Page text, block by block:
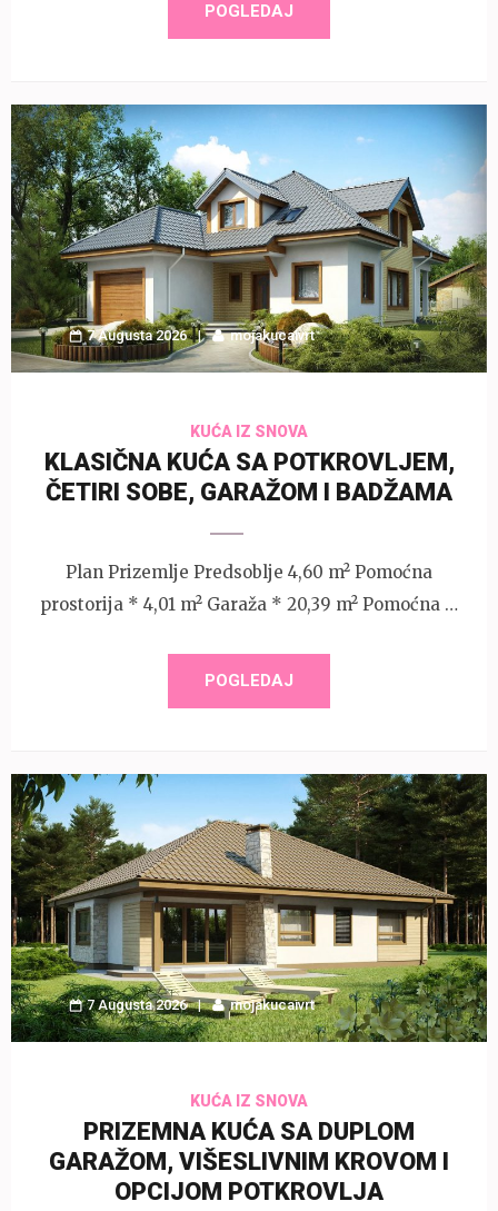
POGLEDAJ
7 Augusta 2026 mojakucaivrt
KUĆA IZ SNOVA
KLASIČNA KUĆA SA POTKROVLJEM,
ČETIRI SOBE, GARAŽOM I BADŽAMA
Plan Prizemlje Predsoblje 4,60 m² Pomoćna
prostorija * 4,01 m² Garaža * 20,39 m² Pomoćna …
POGLEDAJ
7 Augusta 2026 mojakucaivrt
KUĆA IZ SNOVA
PRIZEMNA KUĆA SA DUPLOM
GARAŽOM, VIŠESLIVNIM KROVOM I
OPCIJOM POTKROVLJA